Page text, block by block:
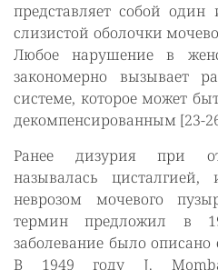
представляет собой
слизистой оболочки
Любое нарушение в
закономерно вызывает
системе, которое может
декомпенсированным [23-
Ранее дизурия при
называлась цисталгией,
неврозом мочевого
термин предложил в
заболевание было
В 1949 году J.